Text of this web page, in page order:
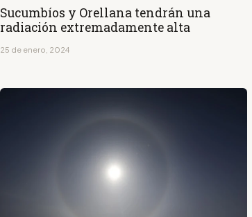
Sucumbíos y Orellana tendrán una
radiación extremadamente alta
25 de enero, 2024